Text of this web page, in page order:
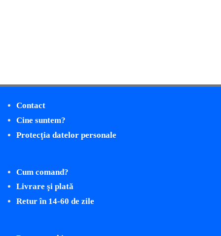
Contact
Cine suntem?
Protecţia datelor personale
Cum comand?
Livrare şi plată
Retur în 14-60 de zile